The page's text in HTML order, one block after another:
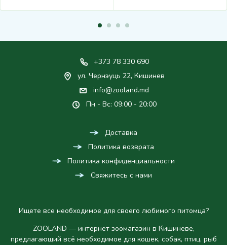
+373 78 330 690
ул. Чернэуць 22, Кишинев
info@zooland.md
Пн - Вс: 09:00 - 20:00
Доставка
Политика возврата
Политика конфиденциальности
Свяжитесь с нами
Ищете все необходимое для своего любимого питомца?
ZOOLAND — интернет зоомагазин в Кишиневе,
предлагающий всё необходимое для кошек, собак, птиц, рыб